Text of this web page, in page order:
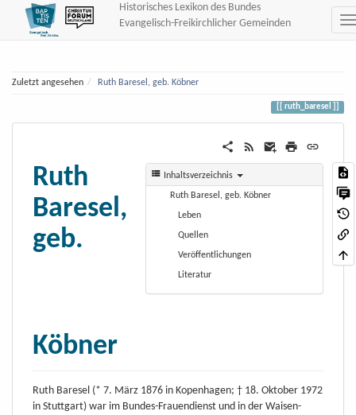
Historisches Lexikon des Bundes
Evangelisch-Freikirchlicher Gemeinden
Zuletzt angesehen Ruth Baresel, geb. Köbner
ruth_baresel
Inhaltsverzeichnis
Ruth Baresel, geb. Köbner
Leben
Quellen
Veröffentlichungen
Literatur
Ruth
Baresel,
geb.
Köbner
Ruth Baresel (* 7. März 1876 in Kopenhagen; † 18. Oktober 1972
in Stuttgart) war im Bundes-Frauendienst und in der Waisen-